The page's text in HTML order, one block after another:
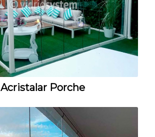
Acristalar Porche